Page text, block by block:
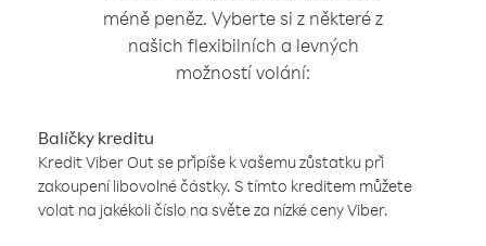
méně peněz. Vyberte si z některé z
našich flexibilních a levných
možností volání:
Balíčky kreditu
Kredit Viber Out se připíše k vašemu zůstatku při
zakoupení libovolné částky. S tímto kreditem můžete
volat na jakékoli číslo na světe za nízké ceny Viber.